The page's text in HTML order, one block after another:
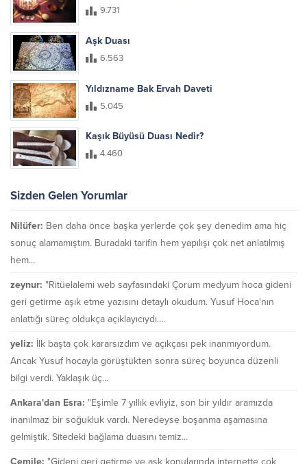
9.731
Aşk Duası
6.563
Yıldızname Bak Ervah Daveti
5.045
Kaşık Büyüsü Duası Nedir?
4.460
Sizden Gelen Yorumlar
Nilüfer: Ben daha önce başka yerlerde çok şey denedim ama hiç
sonuç alamamıştım. Buradaki tarifin hem yapılışı çok net anlatılmış
hem...
zeynur: "Ritüelalemi web sayfasındaki Çorum medyum hoca gideni
geri getirme aşık etme yazısını detaylı okudum. Yusuf Hoca'nın
anlattığı süreç oldukça açıklayıcıydı....
yeliz: İlk başta çok kararsızdım ve açıkçası pek inanmıyordum.
Ancak Yusuf hocayla görüştükten sonra süreç boyunca düzenli
bilgi verdi. Yaklaşık üç...
Ankara'dan Esra: "Eşimle 7 yıllık evliyiz, son bir yıldır aramızda
inanılmaz bir soğukluk vardı. Neredeyse boşanma aşamasına
gelmiştik. Sitedeki bağlama duasını temiz...